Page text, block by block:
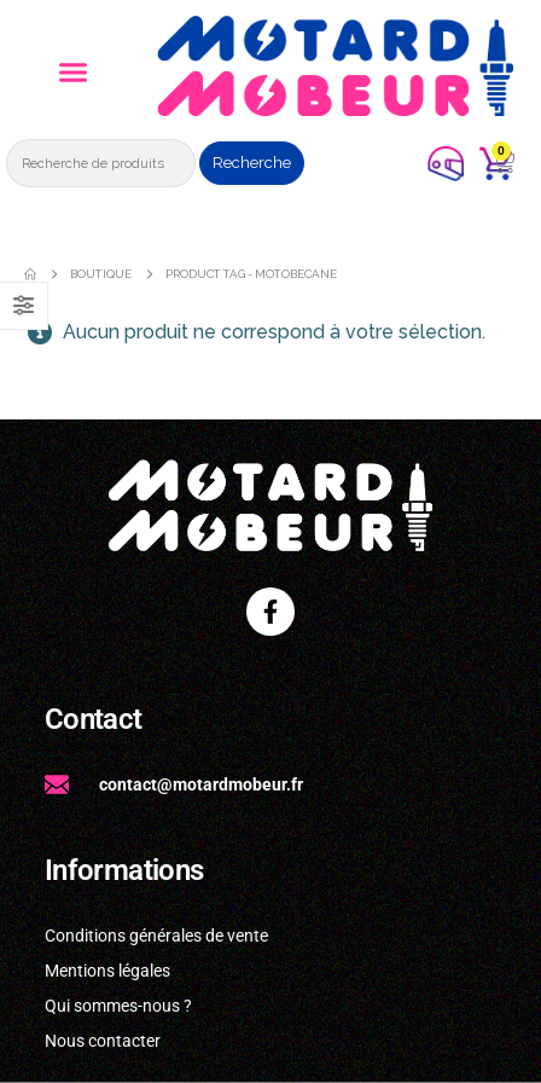
Recherche
0
BOUTIQUE PRODUCT TAG - MOTOBECANE
Aucun produit ne correspond à votre sélection.
Contact
contact@motardmobeur.fr
Informations
Conditions générales de vente
Mentions légales
Qui sommes-nous ?
Nous contacter